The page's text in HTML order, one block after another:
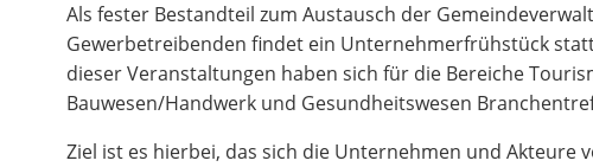
Als fester Bestandteil zum Austausch der
Gewerbetreibenden findet ein Unternehmerfrühstück
dieser Veranstaltungen haben sich für die Bereiche
Bauwesen/Handwerk und Gesundheitswesen
Ziel ist es hierbei, das sich die Unternehmen und Akteure